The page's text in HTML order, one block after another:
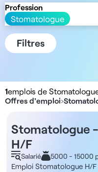
Profession
Stomatologue
Filtres
1emplois de
Offres d'emploi›
Stomatologue
H/F
Salarié 5000 - 15000
Emploi Stomatologue H/